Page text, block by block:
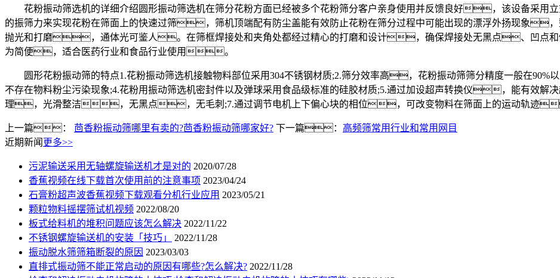
花粉振动筛选机的详细介绍圆形振动筛选机在筛分花粉方面已经被多个花粉筛分客户亲身使用并反馈良好，该设备采用
的振筛力来实现花粉在筛面上的快速过筛，筛机顶端配有防尘盖能有效防止花粉在筛分过程中可能出现的漂浮外扬现象
抛光和打磨，通体光可鉴人。在筛框焊接处和夹角处都经过精心的打磨和设计，确保焊接处无黑点、凹点
为简便，适合医药行业和食品行业使用。
圆形花粉振动筛的特点1.花粉振动筛选机接触物料部位采用304不锈钢材质;2.筛分效率高，花粉振动筛筛分精度一般在
不存在物料粉尘污染现象;4.花粉用振动筛选机密封件以及弹球采用食品级标准的硅胶材质;5.通过加设超声转换仪，能有效解
理，光滑整洁，无黑点，无毛刺;7.通过调节电机上下偏心块的相位，可改变物料在筛面上的运动轨迹
上一篇： 茴香粉振动筛哪里有卖的?茴香粉振动筛哪家好? 下一篇： 高频筛常用行业和常用网目
近期新闻 更多>>
污泥输送采用无轴螺旋输送机才是对的 2020/07/28
香蕉视频在线下载首次使用前的注意事项 2023/04/24
石膏粉超声波香蕉视频下载观看分机行业应用 2023/05/21
颗粒物料摇摆筛试机视频 2022/08/20
板式给料机的堆积问题应该怎么解决 2022/11/22
不锈钢螺旋输送机的安装「技巧」
2022/11/28
振动脱水筛筛箱断裂的原因 2023/03/03
直排式振动筛不能正常启动的原因有哪些?怎么解决? 2022/11/28